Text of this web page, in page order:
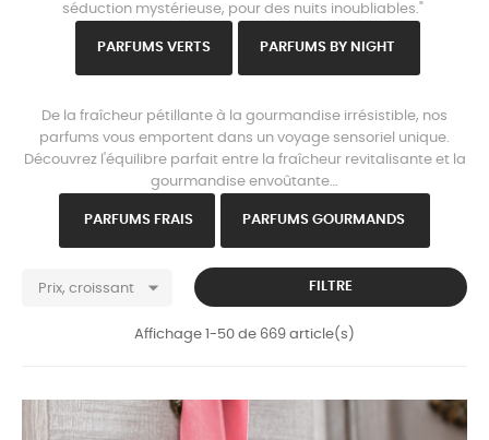
séduction mystérieuse, pour des nuits inoubliables."
PARFUMS VERTS PARFUMS BY NIGHT
De la fraîcheur pétillante à la gourmandise irrésistible, nos
parfums vous emportent dans un voyage sensoriel unique.
Découvrez l'équilibre parfait entre la fraîcheur revitalisante et la
gourmandise envoûtante…
PARFUMS FRAIS PARFUMS GOURMANDS
Prix, croissant  FILTRE
Affichage 1-50 de 669 article(s)